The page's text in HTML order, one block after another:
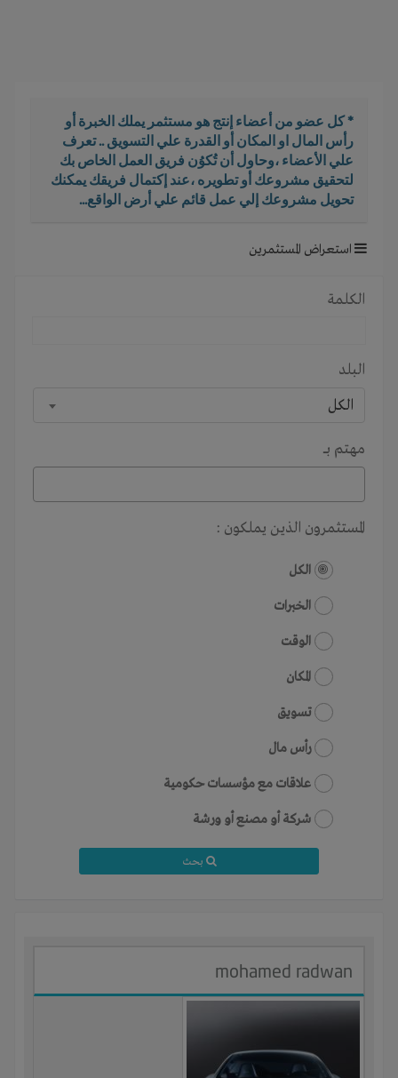
* كل عضو من أعضاء إنتج هو مستثمر يملك الخبرة أو
رأس المال او المكان أو القدرة علي التسويق .. تعرف
علي الأعضاء ،وحاول أن تُكوُن فريق العمل الخاص بك
لتحقيق مشروعك أو تطويره ،عند إكتمال فريقك يمكنك
تحويل مشروعك إلي عمل قائم علي أرض الواقع...
استعراض المستثمرين
الكلمة
البلد
الكل
مهتم بـــ
المستثمرون الذين يملكون :
الكل
الخبرات
الوقت
المكان
تسويق
رأس مال
علاقات مع مؤسسات حكومية
شركة أو مصنع أو ورشة
mohamed radwan